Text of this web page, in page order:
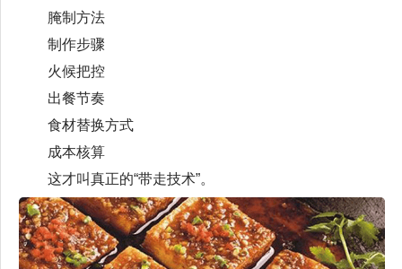
腌制方法
制作步骤
火候把控
出餐节奏
食材替换方式
成本核算
这才叫真正的“带走技术”。